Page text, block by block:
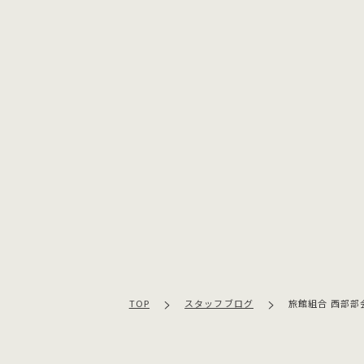
TOP スタッフブログ 旅館組合 西部部